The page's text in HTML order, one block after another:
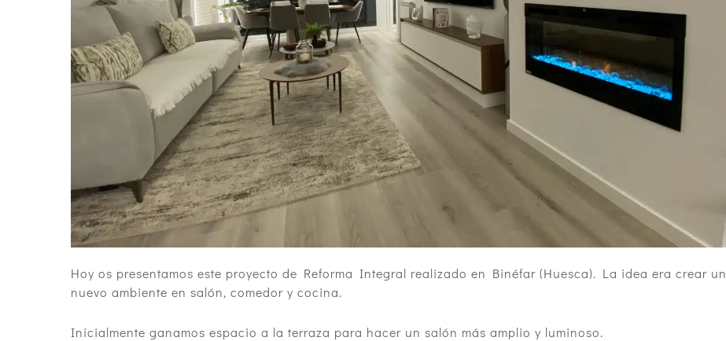
Hoy os presentamos este proyecto de Reforma Integral realizado en Binéfar (Huesca). La idea era crear un
nuevo ambiente en salón, comedor y cocina.
Inicialmente ganamos espacio a la terraza para hacer un salón más amplio y luminoso.